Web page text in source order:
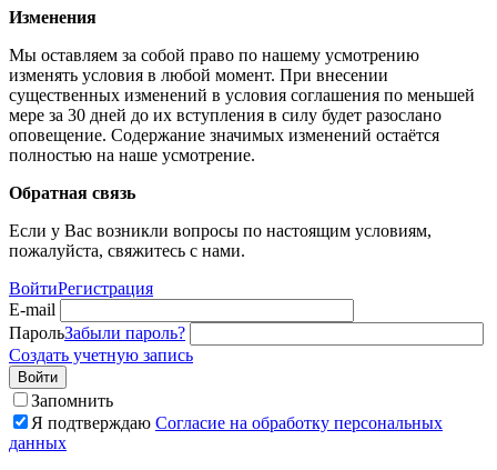
Изменения
Мы оставляем за собой право по нашему усмотрению
изменять условия в любой момент. При внесении
существенных изменений в условия соглашения по меньшей
мере за 30 дней до их вступления в силу будет разослано
оповещение. Содержание значимых изменений остаётся
полностью на наше усмотрение.
Обратная связь
Если у Вас возникли вопросы по настоящим условиям,
пожалуйста, свяжитесь с нами.
ВойтиРегистрация
E-mail
ПарольЗабыли пароль?
Создать учетную запись
Войти
Запомнить
Я подтверждаю Согласие на обработку персональных
данных